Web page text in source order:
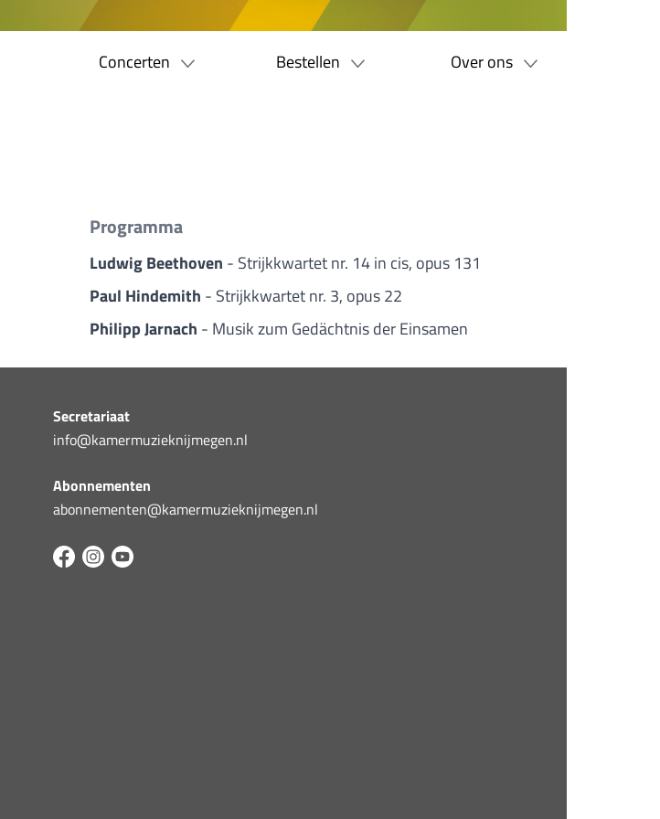
Concerten Bestellen Over ons
Programma
Ludwig Beethoven - Strijkkwartet nr. 14 in cis, opus 131
Paul Hindemith - Strijkkwartet nr. 3, opus 22
Philipp Jarnach - Musik zum Gedächtnis der Einsamen
Secretariaat
info@kamermuzieknijmegen.nl
Abonnementen
abonnementen@kamermuzieknijmegen.nl